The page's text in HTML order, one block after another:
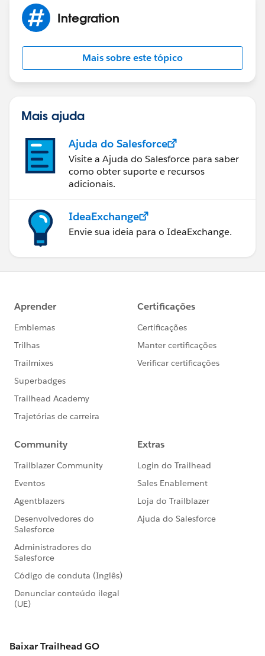
Integration
Mais sobre este tópico
Mais ajuda
Ajuda do Salesforce
Visite a Ajuda do Salesforce para saber
como obter suporte e recursos
adicionais.
IdeaExchange
Envie sua ideia para o IdeaExchange.